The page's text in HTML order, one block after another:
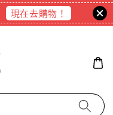
現在去購物！